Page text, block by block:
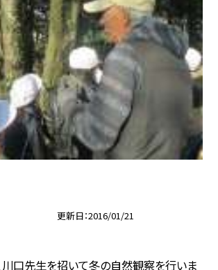
更新日 2016/01/21
川口先生を招いて冬の自然観察を行いま